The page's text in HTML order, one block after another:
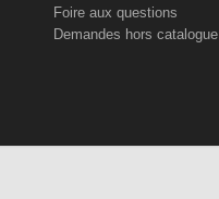
Foire aux questions
Demandes hors catalogue